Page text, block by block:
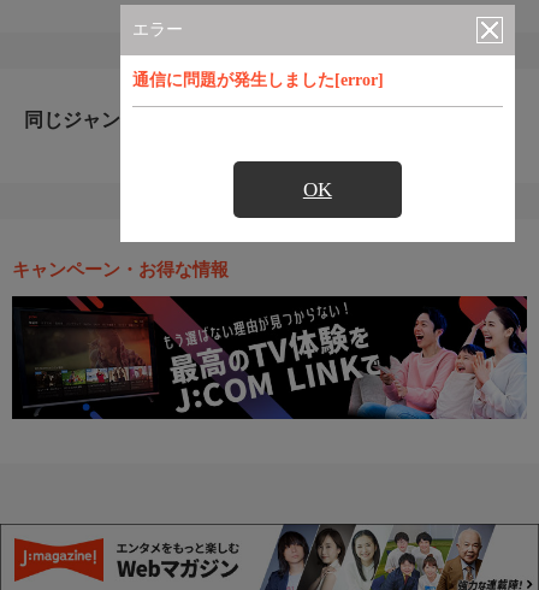
エラー
通信に問題が発生しました[error]
OK
同じジャンルのおすすめ番組
キャンペーン・お得な情報